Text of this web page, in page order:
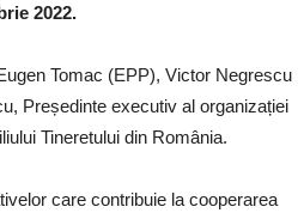
2022.
Tomac (EPP), Victor Negrescu
Președinte executiv al organizației
Tineretului din România.
care contribuie la cooperarea